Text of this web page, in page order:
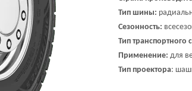
Тип шины:
Сезонность:
Тип транспортного
Применение: для
Тип проектора: